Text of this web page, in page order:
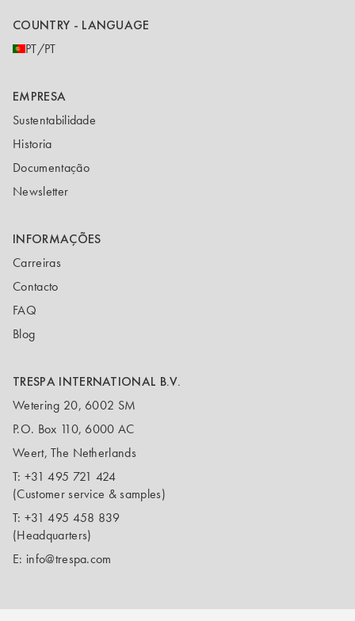
COUNTRY - LANGUAGE
PT/PT
EMPRESA
Sustentabilidade
Historia
Documentação
Newsletter
INFORMAÇÕES
Carreiras
Contacto
FAQ
Blog
TRESPA INTERNATIONAL B.V.
Wetering 20, 6002 SM
P.O. Box 110, 6000 AC
Weert, The Netherlands
T: +31 495 721 424
(Customer service & samples)
T: +31 495 458 839
(Headquarters)
E: info@trespa.com